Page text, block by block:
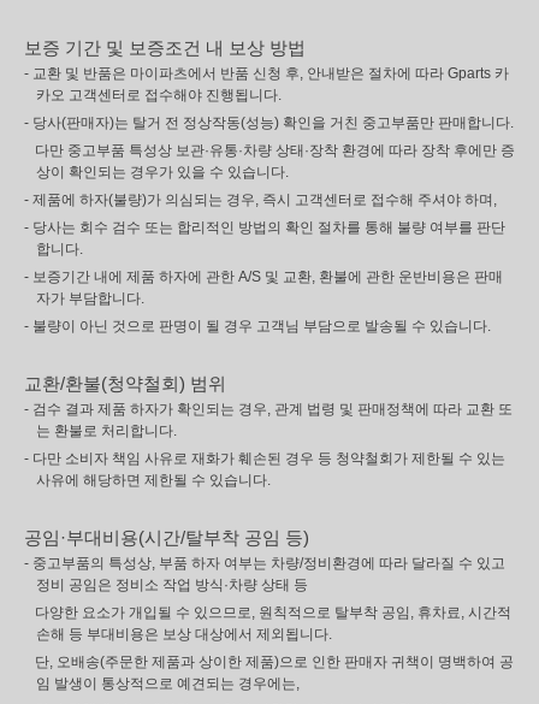
보증 기간 및 보증조건 내 보상 방법
- 교환 및 반품은 마이파츠에서 반품 신청 후, 안내받은 절차에 따라 Gparts 카
카오 고객센터로 접수해야 진행됩니다.
- 당사(판매자)는 탈거 전 정상작동(성능) 확인을 거친 중고부품만 판매합니다.
다만 중고부품 특성상 보관·유통·차량 상태·장착 환경에 따라 장착 후에만 증
상이 확인되는 경우가 있을 수 있습니다.
- 제품에 하자(불량)가 의심되는 경우, 즉시 고객센터로 접수해 주셔야 하며,
- 당사는 회수 검수 또는 합리적인 방법의 확인 절차를 통해 불량 여부를 판단
합니다.
- 보증기간 내에 제품 하자에 관한 A/S 및 교환, 환불에 관한 운반비용은 판매
자가 부담합니다.
- 불량이 아닌 것으로 판명이 될 경우 고객님 부담으로 발송될 수 있습니다.
교환/환불(청약철회) 범위
- 검수 결과 제품 하자가 확인되는 경우, 관계 법령 및 판매정책에 따라 교환 또
는 환불로 처리합니다.
- 다만 소비자 책임 사유로 재화가 훼손된 경우 등 청약철회가 제한될 수 있는
사유에 해당하면 제한될 수 있습니다.
공임·부대비용(시간/탈부착 공임 등)
- 중고부품의 특성상, 부품 하자 여부는 차량/정비환경에 따라 달라질 수 있고
정비 공임은 정비소 작업 방식·차량 상태 등
다양한 요소가 개입될 수 있으므로, 원칙적으로 탈부착 공임, 휴차료, 시간적
손해 등 부대비용은 보상 대상에서 제외됩니다.
단, 오배송(주문한 제품과 상이한 제품)으로 인한 판매자 귀책이 명백하여 공
임 발생이 통상적으로 예견되는 경우에는,